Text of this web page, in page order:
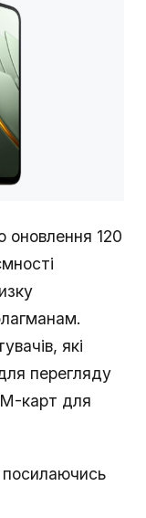
оновлення 120
які
перегляду
карт для